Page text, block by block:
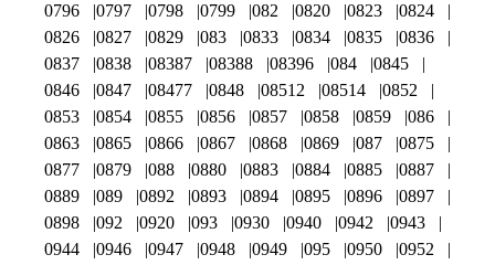
0796
0797 0798 0799 082 0820 0823
0824
0826
0827 0829 083 0833 0834 0835
0836
0837
0838 08387 08388 08396 084
0845
0846
0847 08477 0848 08512 08514
0852
0853
0854 0855 0856 0857 0858 0859
086
0863
0865 0866 0867 0868 0869 087
0875
0877
0879 088 0880 0883 0884 0885
0887
0889
089 0892 0893 0894 0895 0896
0897
0898
092 0920 093 0930 0940 0942
0943
0944
0946 0947 0948 0949 095 0950
0952